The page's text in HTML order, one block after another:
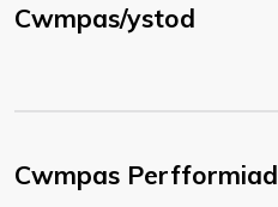
Cwmpas/ystod
Cwmpas Perfformiad